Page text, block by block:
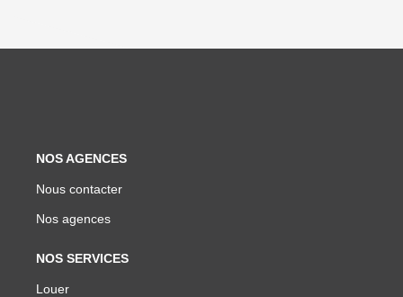
NOS AGENCES
Nous contacter
Nos agences
NOS SERVICES
Louer